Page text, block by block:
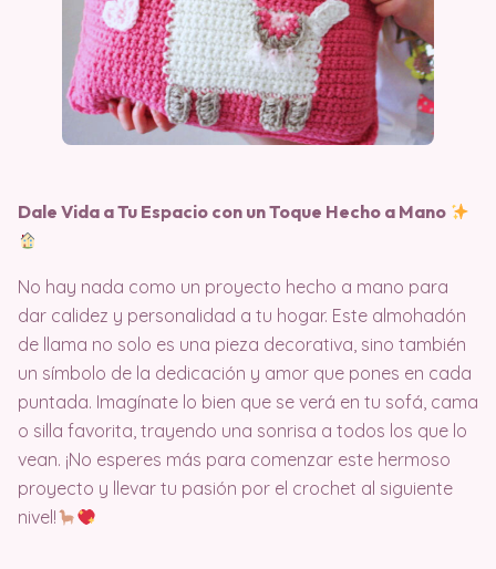
Dale Vida a Tu Espacio con un Toque Hecho a Mano
No hay nada como un proyecto hecho a mano para
dar calidez y personalidad a tu hogar. Este almohadón
de llama no solo es una pieza decorativa, sino también
un símbolo de la dedicación y amor que pones en cada
puntada. Imagínate lo bien que se verá en tu sofá, cama
o silla favorita, trayendo una sonrisa a todos los que lo
vean. ¡No esperes más para comenzar este hermoso
proyecto y llevar tu pasión por el crochet al siguiente
nivel!